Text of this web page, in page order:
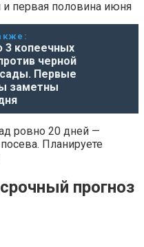
первая половина июня
3 копеечных
черной
Первые
заметны
ровно 20 дней —
Планируете
прогноз